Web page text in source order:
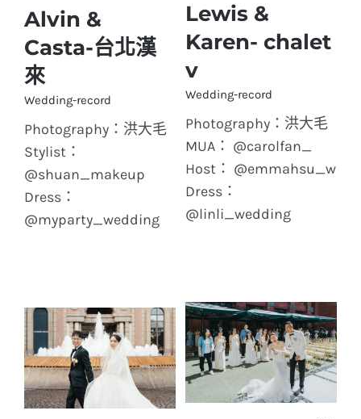
chalet v
Lewis &
Karen- chalet
v
Wedding-record
Photography：洪大毛
MUA： @carolfan_
Host： @emmahsu_wed
Dress：
@linli_wedding
Alvin & Casta-台北
漢來
Alvin &
Casta-台北漢
來
Wedding-record
Photography：洪大毛
Stylist：
@shuan_makeup
Dress：
@myparty_wedding